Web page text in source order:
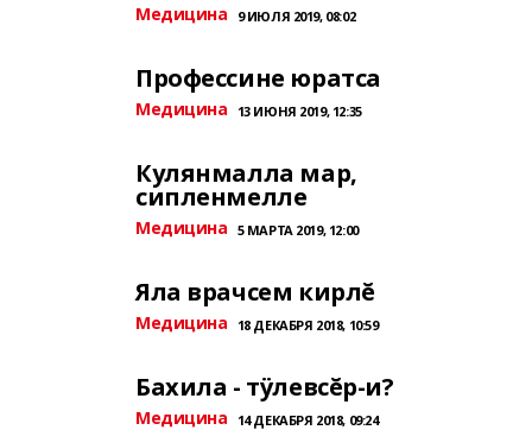
Медицина 9 ИЮЛЯ 2019, 08:02
Профессине юратса
Медицина 13 ИЮНЯ 2019, 12:35
Кулянмалла мар,
сипленмелле
Медицина 5 МАРТА 2019, 12:00
Яла врачсем кирлĕ
Медицина 18 ДЕКАБРЯ 2018, 10:59
Бахила - тÿлевсĕр-и?
Медицина 14 ДЕКАБРЯ 2018, 09:24